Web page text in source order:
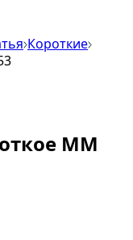
Короткие
ММ